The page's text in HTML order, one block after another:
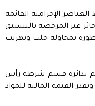
الإجرامية القائمة
غير المرخصة بالتنسيق
3 عناصر إجرامية شديدى الخطورة بمحاولة جلب وتهريب
بدائرة قسم شرطة رأس
نقل سيارة ملاكى هذا وتقدر القيمة المالية للمواد